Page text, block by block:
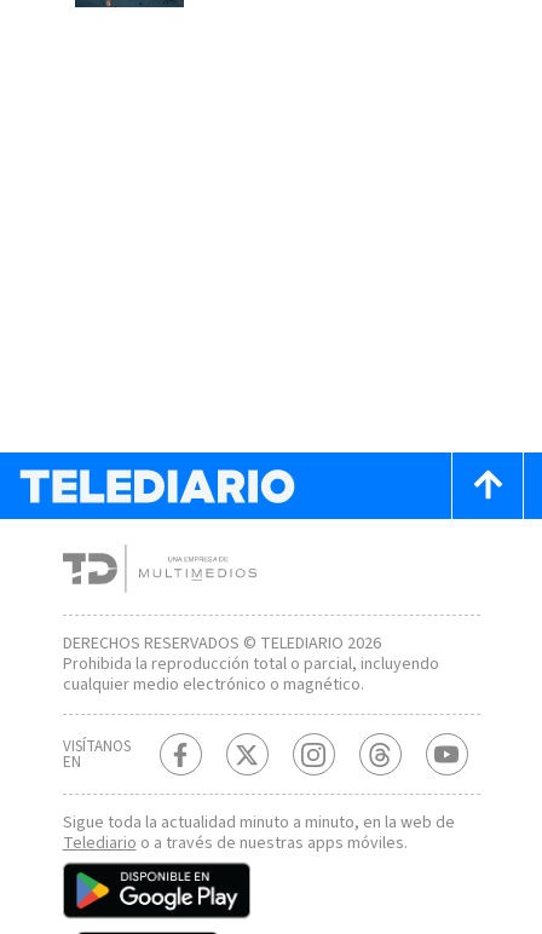
DERECHOS RESERVADOS © TELEDIARIO 2026
Prohibida la reproducción total o parcial, incluyendo
cualquier medio electrónico o magnético.
VISÍTANOS
EN
Sigue toda la actualidad minuto a minuto, en la web de
Telediarioo a través de nuestras apps móviles.